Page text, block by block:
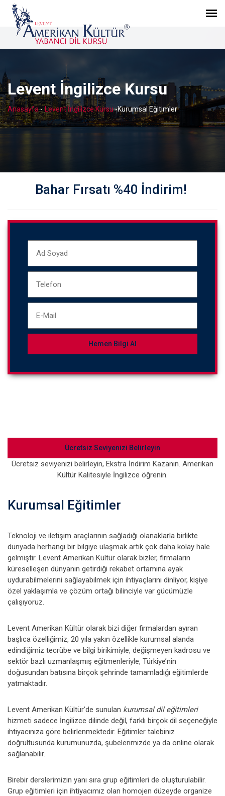
Levent İngilizce Kursu
Anasayfa- Levent İngilizce Kursu-Kurumsal Eğitimler
Bahar Fırsatı %40 İndirim!
Ücretsiz Seviyenizi Belirleyin
Ücretsiz seviyenizi belirleyin, Ekstra İndirim Kazanın. Amerikan
Kültür Kalitesiyle İngilizce öğrenin.
Kurumsal Eğitimler
Teknoloji ve iletişim araçlarının sağladığı olanaklarla birlikte
dünyada herhangi bir bilgiye ulaşmak artık çok daha kolay hale
gelmiştir. Levent Amerikan Kültür olarak bizler, firmaların
küreselleşen dünyanın getirdiği rekabet ortamına ayak
uydurabilmelerini sağlayabilmek için ihtiyaçlarını dinliyor, kişiye
özel yaklaşımla ve çözüm ortağı bilinciyle var gücümüzle
çalışıyoruz.
Levent Amerikan Kültür olarak bizi diğer firmalardan ayıran
başlıca özelliğimiz, 20 yıla yakın özellikle kurumsal alanda
edindiğimiz tecrübe ve bilgi birikimiyle, değişmeyen kadrosu ve
sektör bazlı uzmanlaşmış eğitmenleriyle, Türkiye’nin
doğusundan batısına birçok şehrinde tamamladığı eğitimlerde
yatmaktadır.
Levent Amerikan Kültür’de sunulan kurumsal dil eğitimleri
hizmeti sadece İngilizce dilinde değil, farklı birçok dil seçeneğiyle
ihtiyacınıza göre belirlenmektedir. Eğitimler talebiniz
doğrultusunda kurumunuzda, şubelerimizde ya da online olarak
sağlanabilir.
Birebir derslerimizin yanı sıra grup eğitimleri de oluşturulabilir.
Grup eğitimleri için ihtiyacımız olan homojen düzeyde organize